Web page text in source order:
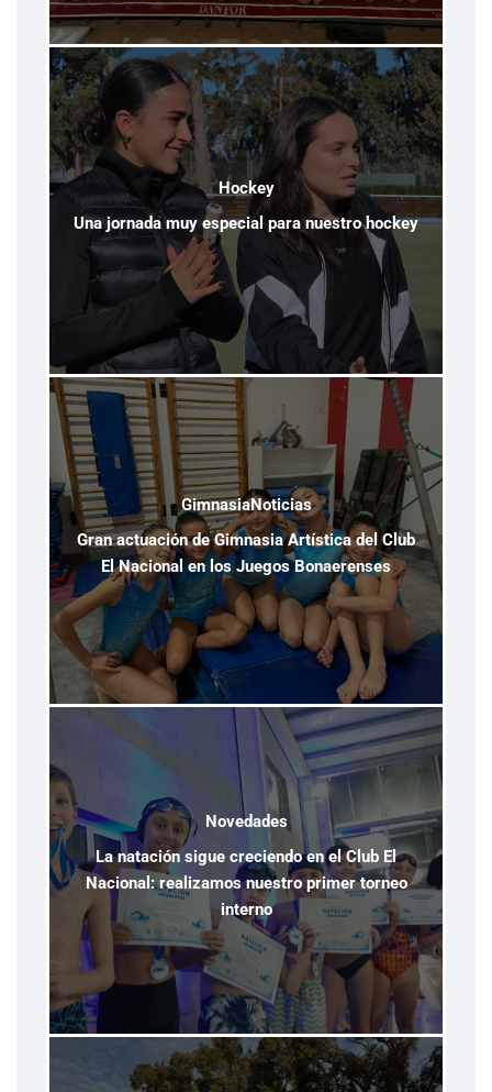
Hockey
Una jornada muy especial para nuestro hockey
GimnasiaNoticias
Gran actuación de Gimnasia Artística del Club
El Nacional en los Juegos Bonaerenses
Novedades
La natación sigue creciendo en el Club El
Nacional: realizamos nuestro primer torneo
interno